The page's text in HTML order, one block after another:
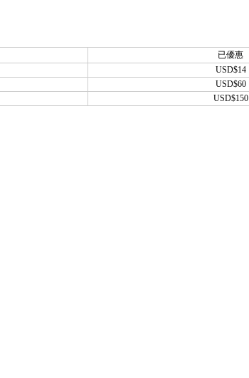
已優惠
USD$14
USD$60
USD$150